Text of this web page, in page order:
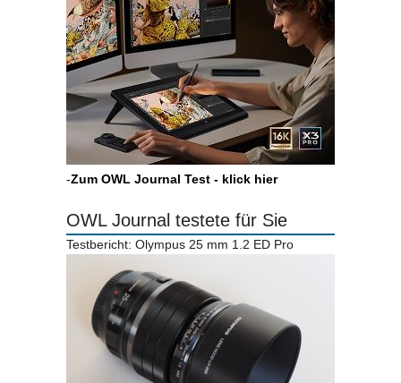
-Zum OWL Journal Test - klick hier
OWL Journal testete für Sie
Testbericht: Olympus 25 mm 1.2 ED Pro